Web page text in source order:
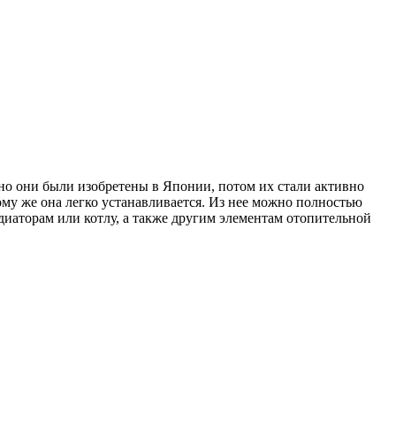
они были изобретены в Японии, потом их стали активно
же она легко устанавливается. Из нее можно полностью
или котлу, а также другим элементам отопительной